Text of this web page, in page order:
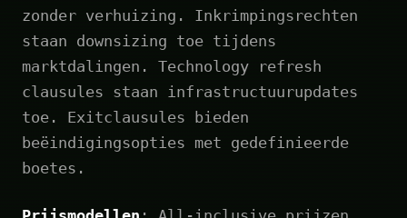
zonder verhuizing. Inkrimpingsrechten
staan downsizing toe tijdens
marktdalingen. Technology refresh
clausules staan infrastructuurupdates
toe. Exitclausules bieden
beëindigingsopties met gedefinieerde
boetes.